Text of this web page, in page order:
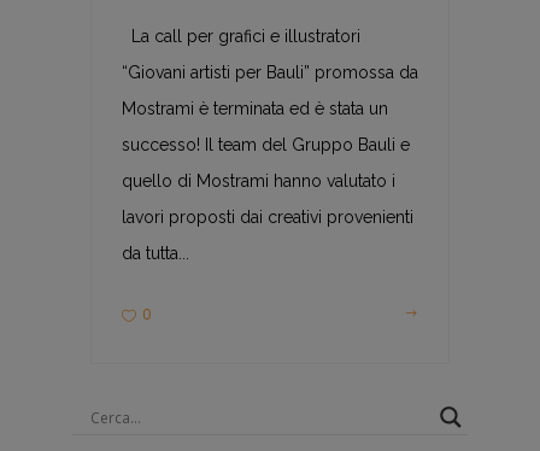
La call per grafici e illustratori
“Giovani artisti per Bauli” promossa da
Mostrami è terminata ed è stata un
successo! Il team del Gruppo Bauli e
quello di Mostrami hanno valutato i
lavori proposti dai creativi provenienti
da tutta...
0